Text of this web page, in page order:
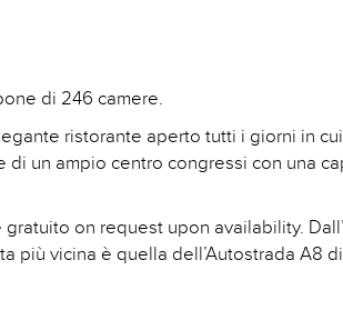
di 246 camere.
ristorante aperto tutti i giorni in
un ampio centro congressi con una
on request upon availability.
più vicina è quella dell’Autostrada A8